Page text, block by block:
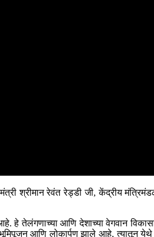
श्रीमान रेवंत रेड्डी जी, केंद्रीय
हे तेलंगणाच्या आणि देशाच्या वेगवान
आणि लोकार्पण झाले आहे, त्यातून येथे